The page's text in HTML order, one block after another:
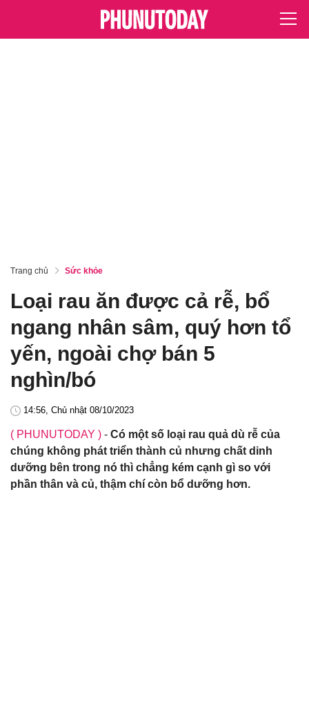
Trang chủ Sức khỏe
Loại rau ăn được cả rễ, bổ
ngang nhân sâm, quý hơn tổ
yến, ngoài chợ bán 5
nghìn/bó
14:56, Chủ nhật 08/10/2023
( PHUNUTODAY ) - Có một số loại rau quả dù rễ của
chúng không phát triển thành củ nhưng chất dinh
dưỡng bên trong nó thì chẳng kém cạnh gì so với
phần thân và củ, thậm chí còn bổ dưỡng hơn.